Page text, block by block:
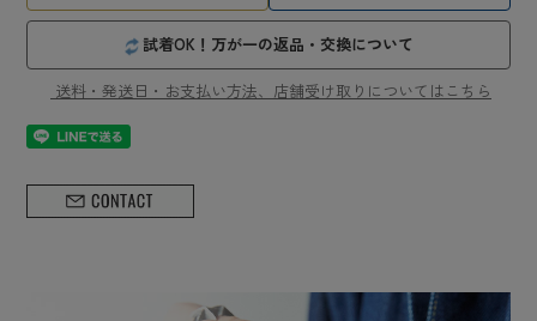
試着OK！万が一の返品・交換について
送料・発送日・お支払い方法、店舗受け取りについてはこちら